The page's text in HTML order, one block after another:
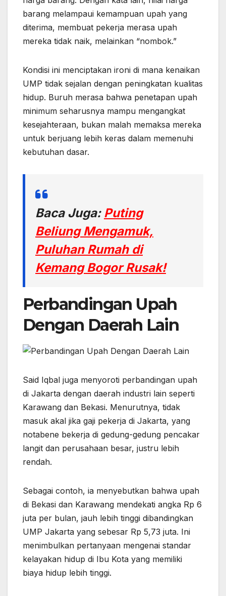
barang melampaui kemampuan upah yang
diterima, membuat pekerja merasa upah
mereka tidak naik, melainkan “nombok.”
Kondisi ini menciptakan ironi di mana kenaikan
UMP tidak sejalan dengan peningkatan kualitas
hidup. Buruh merasa bahwa penetapan upah
minimum seharusnya mampu mengangkat
kesejahteraan, bukan malah memaksa mereka
untuk berjuang lebih keras dalam memenuhi
kebutuhan dasar.
Baca Juga: Puting
Beliung Mengamuk,
Puluhan Rumah di
Kemang Bogor Rusak!
Perbandingan Upah
Dengan Daerah Lain
Said Iqbal juga menyoroti perbandingan upah
di Jakarta dengan daerah industri lain seperti
Karawang dan Bekasi. Menurutnya, tidak
masuk akal jika gaji pekerja di Jakarta, yang
notabene bekerja di gedung-gedung pencakar
langit dan perusahaan besar, justru lebih
rendah.
Sebagai contoh, ia menyebutkan bahwa upah
di Bekasi dan Karawang mendekati angka Rp 6
juta per bulan, jauh lebih tinggi dibandingkan
UMP Jakarta yang sebesar Rp 5,73 juta. Ini
menimbulkan pertanyaan mengenai standar
kelayakan hidup di Ibu Kota yang memiliki
biaya hidup lebih tinggi.